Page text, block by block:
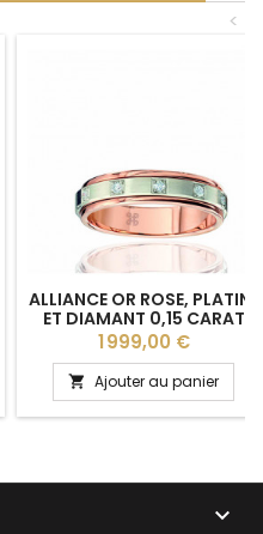
<
ALLIANCE OR ROSE, PLATINE
ET DIAMANT 0,15 CARAT
"CELINA" LUCIEN PFERTZEL -
4,5 MM
Prix
1 999,00 €
 Ajouter au panier
